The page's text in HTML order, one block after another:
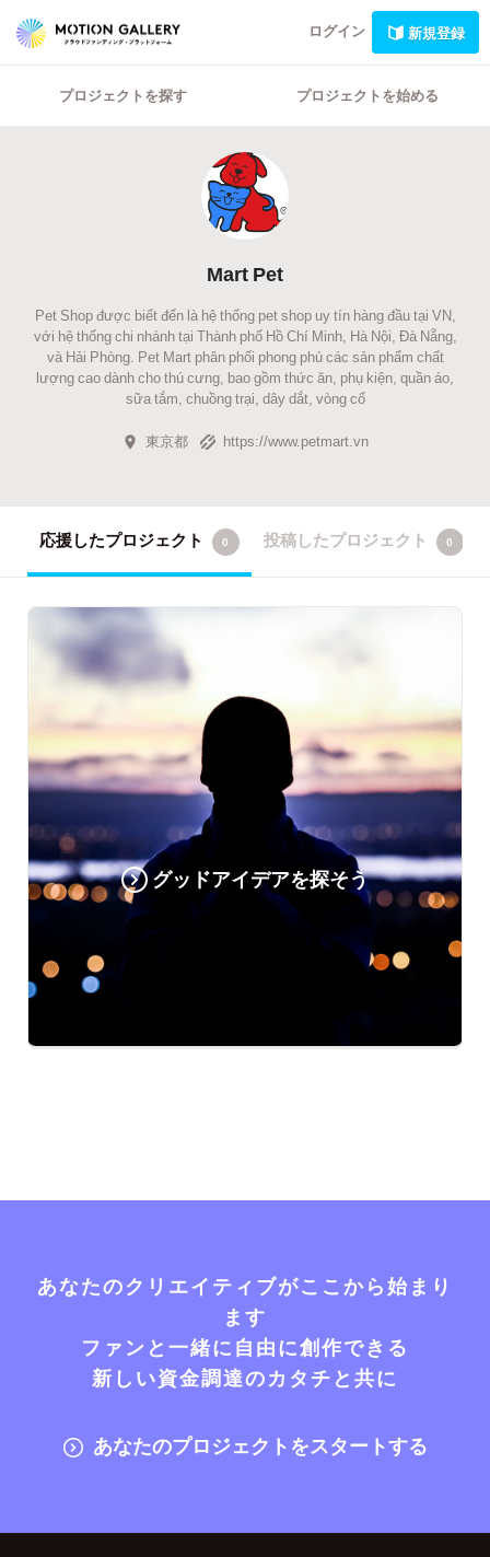
ログイン 新規登録
プロジェクトを探す プロジェクトを始める
Mart Pet
Pet Shop được biết đến là hệ thống pet shop uy tín hàng đầu tại VN,
với hệ thống chi nhánh tại Thành phố Hồ Chí Minh, Hà Nội, Đà Nẵng,
và Hải Phòng. Pet Mart phân phối phong phú các sản phẩm chất
lượng cao dành cho thú cưng, bao gồm thức ăn, phụ kiện, quần áo,
sữa tắm, chuồng trại, dây dắt, vòng cổ
東京都 https://www.petmart.vn
応援したプロジェクト 0 投稿したプロジェクト 0
グッドアイデアを探そう
あなたのクリエイティブがここから始まり
ます
ファンと一緒に自由に創作できる
新しい資金調達のカタチと共に
あなたのプロジェクトをスタートする